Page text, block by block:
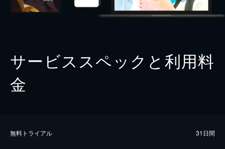
サービススペックと利用料
金
無料トライアル 31日間